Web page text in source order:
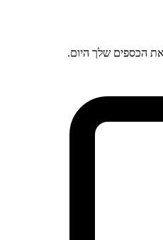
הכספים שלך היום.